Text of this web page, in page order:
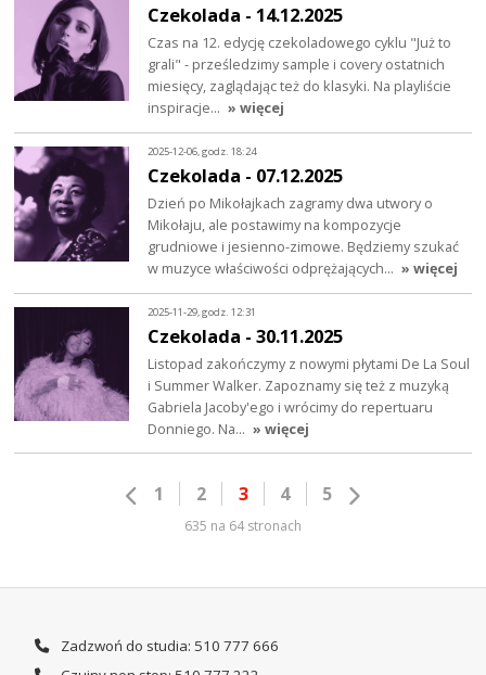
Czekolada - 14.12.2025
Czas na 12. edycję czekoladowego cyklu "Już to
grali" - prześledzimy sample i covery ostatnich
miesięcy, zaglądając też do klasyki. Na playliście
inspiracje… » więcej
2025-12-06, godz. 18:24
Czekolada - 07.12.2025
Dzień po Mikołajkach zagramy dwa utwory o
Mikołaju, ale postawimy na kompozycje
grudniowe i jesienno-zimowe. Będziemy szukać
w muzyce właściwości odprężających… » więcej
2025-11-29, godz. 12:31
Czekolada - 30.11.2025
Listopad zakończymy z nowymi płytami De La Soul
i Summer Walker. Zapoznamy się też z muzyką
Gabriela Jacoby'ego i wrócimy do repertuaru
Donniego. Na… » więcej
1 2 3 4 5
635 na 64 stronach
Zadzwoń do studia: 510 777 666